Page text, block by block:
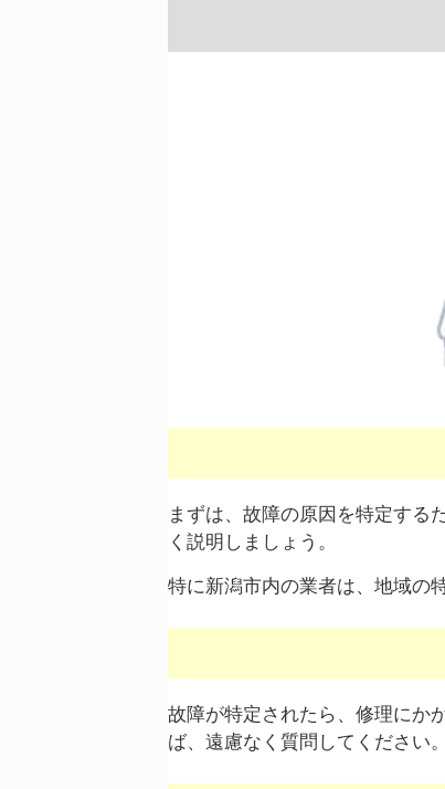
まずは、故障の原因を特定する
く説明しましょう。
特に新潟市内の業者は、地域の
故障が特定されたら、修理にか
ば、遠慮なく質問してください。